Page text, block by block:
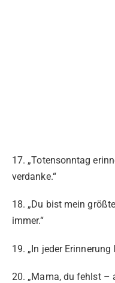
17. „Totensonntag
verdanke.“
18. „Du bist mein
immer.“
19. „In jeder
20. „Mama, du fehlst –